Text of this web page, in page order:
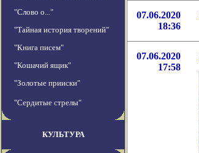
"Слово о..."
"Тайная история творений"
"Книга писем"
"Кошачий ящик"
"Золотые прииски"
"Сердитые стрелы"
КУЛЬТУРА
07.06.2020
18:36
07.06.2020
17:58